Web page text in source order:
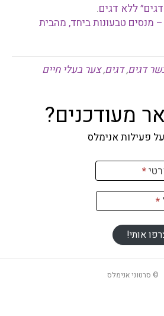
ללא דגים.
להצטרפות לאתגר 22 – מנסים טבעונות ביחד, מהבית
דגים,דגים,צער בעלי חיים
מעודכנים?
פעילות אנימלס
*
*
אותי!
© סרטוני אנימלס